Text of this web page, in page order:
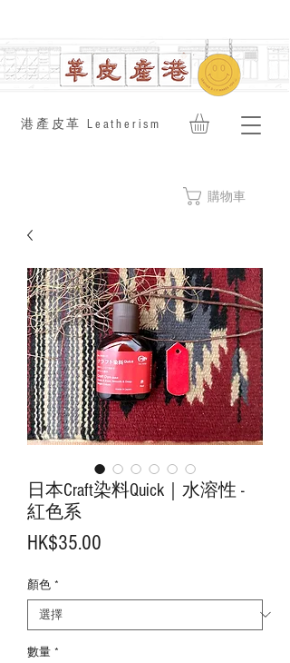
​港產皮革 Leatherism
購物車
日本Craft染料Quick｜水溶性 -
紅色系
HK$35.00
顏色 *
數量 *